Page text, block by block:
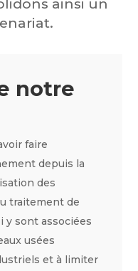
ainsi un
notre
faire
depuis la
des
traitement de
y sont associées
usées
et à limiter